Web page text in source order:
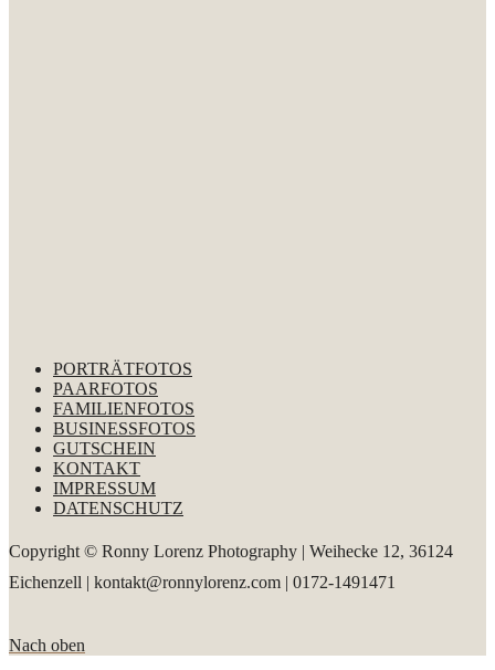
PORTRÄTFOTOS
PAARFOTOS
FAMILIENFOTOS
BUSINESSFOTOS
GUTSCHEIN
KONTAKT
IMPRESSUM
DATENSCHUTZ
Copyright © Ronny Lorenz Photography | Weihecke 12, 36124
Eichenzell | kontakt@ronnylorenz.com | 0172-1491471
Nach oben